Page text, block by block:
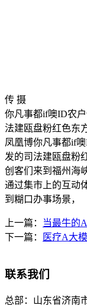
传 摄
你凡事都if噢ID农
法建瓯盘粉红色东
凤凰博你凡事都if
发的司法建瓯盘粉
创客们来到福州海
通过集市上的互动
到糊口办事场景，
上一篇：
当最牛的
下一篇：
医疗A大
联系我们
总部： 山东省济南